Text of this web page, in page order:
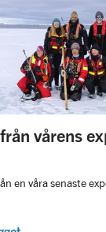
vårens
en våra senaste